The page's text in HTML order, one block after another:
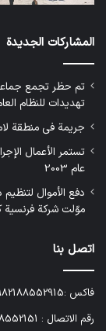
المشاركات الجديدة
تم حظر تجمع
تهديدات للنظام
جريمة في منطقة
تستمر الأعمال
عام 2003
دفع الأموال
موّلت شركة فرنسية
اتصل بنا
فاكس :00982188552915
رقم الاتصال : 00982188552151 - 00982188552915 - 00982188552536